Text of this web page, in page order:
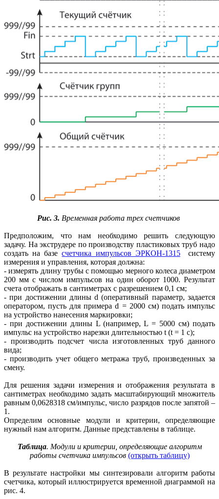
Рис. 3. Временная работа трех счетчиков
Предположим, что нам необходимо решить следующую
задачу. На экструдере по производству пластиковых труб надо
создать на базесчетчика импульсов ЭРКОН-1315систему
измерения и управления, которая должна:
- измерять длину трубы с помощью мерного колеса диаметром
200 мм с числом импульсов на один оборот 1000. Результат
счета отображать в сантиметрах с разрешением 0,1 см;
- при достижении длины d (оперативный параметр, задается
оператором, пусть для примера d = 2000 см) подать импульс
на устройство нанесения маркировки;
- при достижении длины L (например, L = 5000 см) подать
импульс на устройство нарезки длительностью t (t = 1 с);
- производить подсчет числа изготовленных труб данного
вида;
- производить учет общего метража труб, произведенных за
смену.
Для решения задачи измерения и отображения результата в
сантиметрах необходимо задать масштабирующий множитель
равным 0,0628318 см/импульс, число разрядов после запятой –
1.
Определим основные модули и критерии, определяющие
нужный нам алгоритм. Данные представлены в таблице.
Таблица. Модули и критерии, определяющие алгоритм
работы счетчика импульсов (открыть таблицу)
В результате настройки мы синтезировали алгоритм работы
счетчика, который иллюстрируется временной диаграммой на
рис. 4.